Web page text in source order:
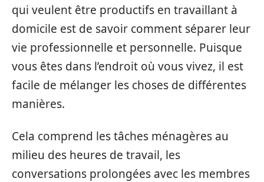
qui veulent être productifs en travaillant à
domicile est de savoir comment séparer leur
vie professionnelle et personnelle. Puisque
vous êtes dans l’endroit où vous vivez, il est
facile de mélanger les choses de différentes
manières.
Cela comprend les tâches ménagères au
milieu des heures de travail, les
conversations prolongées avec les membres